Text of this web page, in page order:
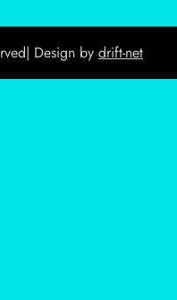
Design by drift-net